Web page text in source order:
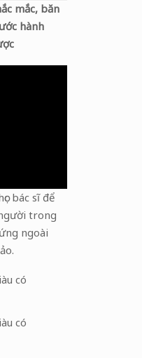
mắc, băn
hành
bác sĩ để
trong
ngoài